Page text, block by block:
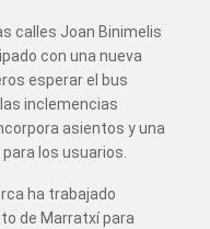
calles Joan Binimelis
con una nueva
esperar el bus
inclemencias
asientos y una
los usuarios.
ha trabajado
de Marratxí para